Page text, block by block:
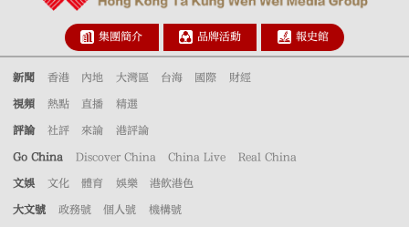
集團簡介 品牌活動 報史館
新聞 香港 內地 大灣區 台海 國際 財經
視頻 熱點 直播 精選
評論 社評 來論 港評論
Go China Discover China China Live Real China
文娛 文化 體育 娛樂 港飲港色
大文號 政務號 個人號 機構號